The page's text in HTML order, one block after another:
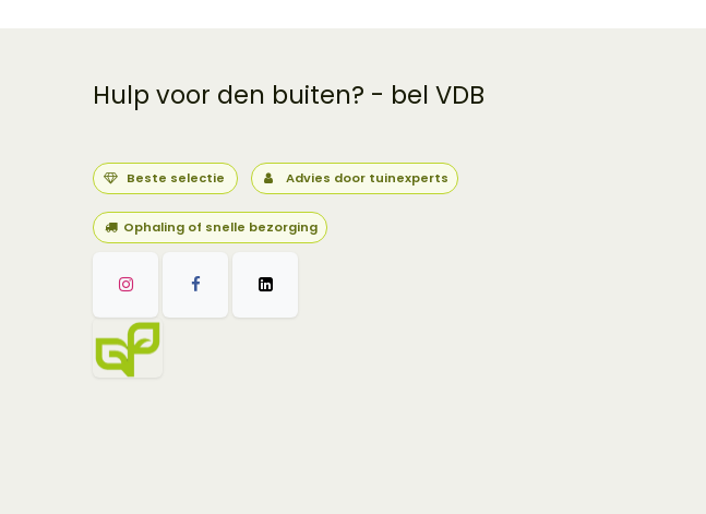
Hulp voor den buiten? - bel VDB
Beste selectie Advies door tuinexperts
Ophaling of snelle bezorging